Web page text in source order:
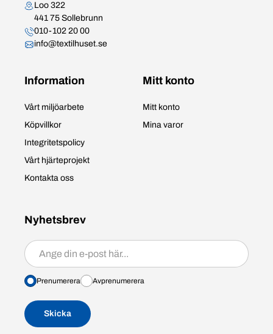
Loo 322
441 75 Sollebrunn
010-102 20 00
info@textilhuset.se
Information
Vårt miljöarbete
Köpvillkor
Integritetspolicy
Vårt hjärteprojekt
Kontakta oss
Mitt konto
Mitt konto
Mina varor
Nyhetsbrev
Prenumerera/avprenumerera
Prenumerera Avprenumerera
Skicka